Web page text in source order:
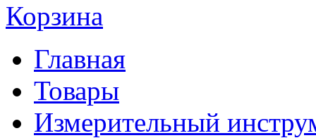
Корзина
Главная
Товары
Измерительный